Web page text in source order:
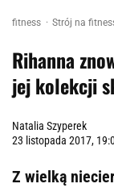
fitness Strój na
Rihanna
jej kolekcji
Natalia Szyperek
23 listopada 2017,
Z wielką